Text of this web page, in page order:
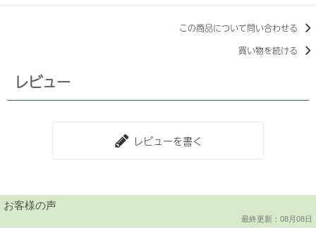
この商品について問い合わせる
買い物を続ける
レビュー
レビューを書く